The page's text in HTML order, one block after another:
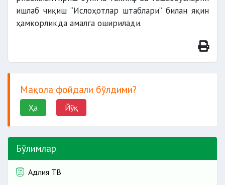
ишлаб чиқиш “Ислоҳотлар штаблари” билан яқин
ҳамкорликда амалга оширилади.
Мақола фойдали бўлдими?
Ҳа Йўқ
Бўлимлар
Адлия ТВ